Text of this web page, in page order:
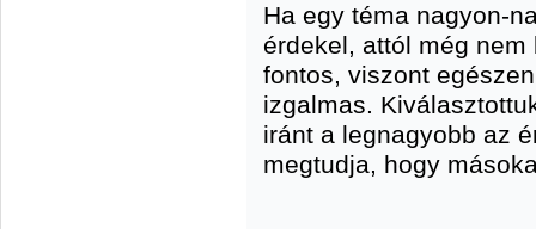
Ha egy téma nagyon-
érdekel, attól még
fontos, viszont
izgalmas.
iránt a legnagyobb az
megtudja, hogy